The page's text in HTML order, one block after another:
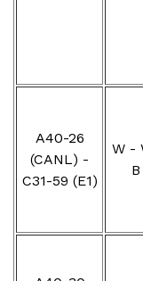
A40-26
(CANL) -
C31-59 (E1)
W -
B